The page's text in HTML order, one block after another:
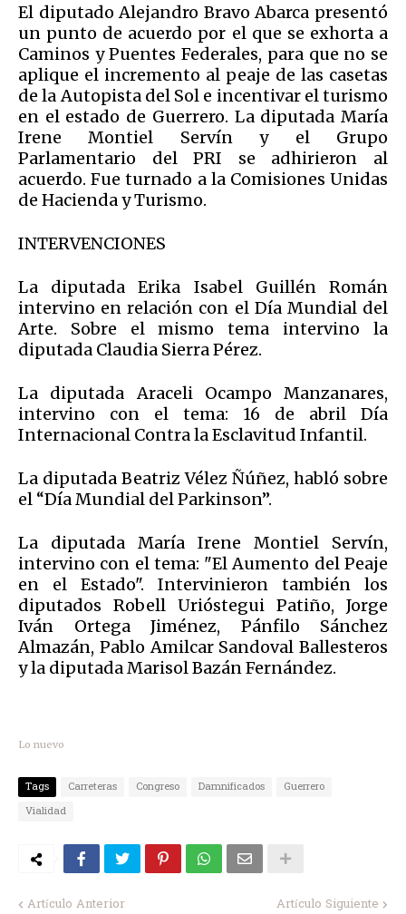
El diputado Alejandro Bravo Abarca presentó
un punto de acuerdo por el que se exhorta a
Caminos y Puentes Federales, para que no se
aplique el incremento al peaje de las casetas
de la Autopista del Sol e incentivar el turismo
en el estado de Guerrero. La diputada María
Irene Montiel Servín y el Grupo
Parlamentario del PRI se adhirieron al
acuerdo. Fue turnado a la Comisiones Unidas
de Hacienda y Turismo.
INTERVENCIONES
La diputada Erika Isabel Guillén Román
intervino en relación con el Día Mundial del
Arte. Sobre el mismo tema intervino la
diputada Claudia Sierra Pérez.
La diputada Araceli Ocampo Manzanares,
intervino con el tema: 16 de abril Día
Internacional Contra la Esclavitud Infantil.
La diputada Beatriz Vélez Ñúñez, habló sobre
el “Día Mundial del Parkinson”.
La diputada María Irene Montiel Servín,
intervino con el tema: "El Aumento del Peaje
en el Estado". Intervinieron también los
diputados Robell Urióstegui Patiño, Jorge
Iván Ortega Jiménez, Pánfilo Sánchez
Almazán, Pablo Amilcar Sandoval Ballesteros
y la diputada Marisol Bazán Fernández.
Lo nuevo
Tags Carreteras Congreso Damnificados
Guerrero
Vialidad
Artículo Anterior Artículo Siguiente